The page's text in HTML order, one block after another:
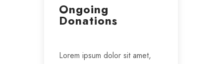
Ongoing
Donations
Lorem ipsum dolor sit amet,